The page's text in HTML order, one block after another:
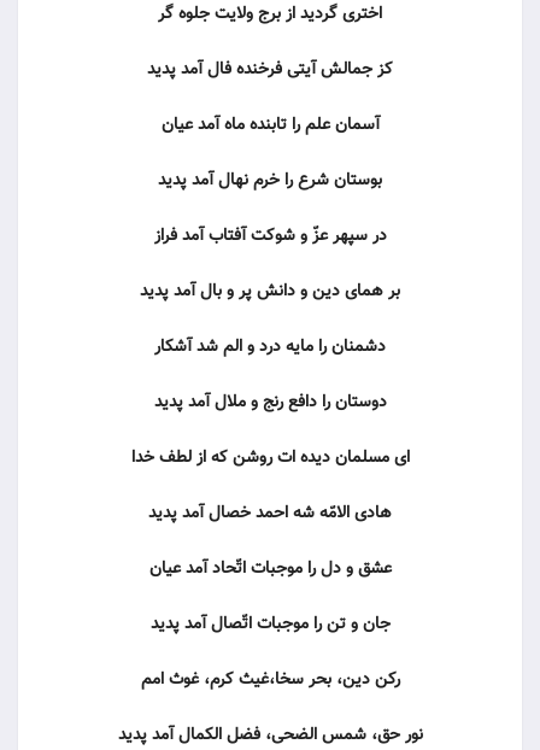
اخترى گردید از برج ولایت جلوه گر
کز جمالش آیتى فرخنده فال آمد پدید
آسمان علم را تابنده ماه آمد عیان
بوستان شرع را خرم نهال آمد پدید
در سپهر عزّ و شوکت آفتاب آمد فراز
بر هماى دین و دانش پر و بال آمد پدید
دشمنان را مایه درد و الم شد آشکار
دوستان را دافع رنج و ملال آمد پدید
اى مسلمان دیده ات روشن که از لطف خدا
هادى الامّه شه احمد خصال آمد پدید
عشق و دل را موجبات اتّحاد آمد عیان
جان و تن را موجبات اتّصال آمد پدید
رکن دین، بحر سخا،غیث کرم، غوث امم
نور حق، شمس الضحى، فضل الکمال آمد پدید